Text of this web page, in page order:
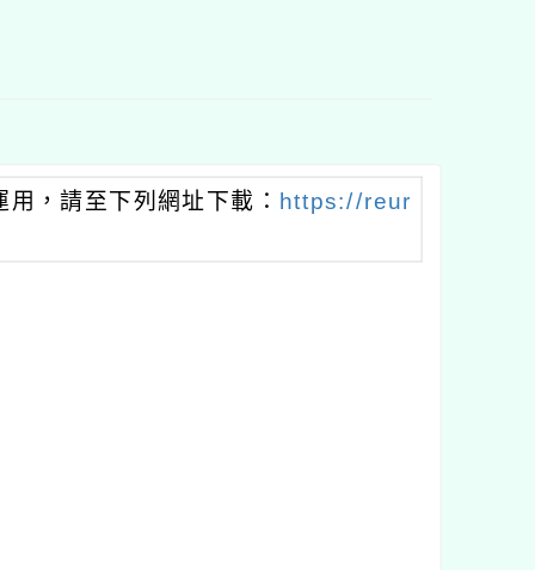
，請至下列網址下載： https://reur